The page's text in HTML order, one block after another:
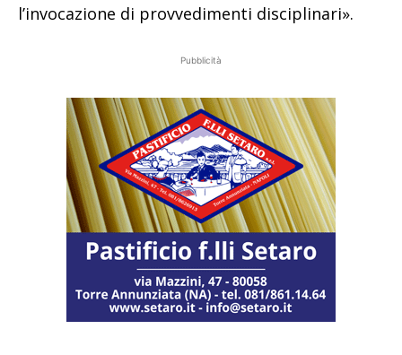
l’invocazione di provvedimenti disciplinari».
Pubblicità